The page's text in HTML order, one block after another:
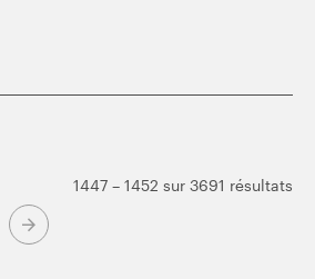
Page suivante
1447 – 1452 sur 3691 résultats